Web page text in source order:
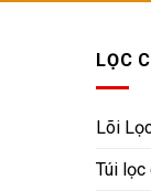
LỌC
Lõi
Túi lọc